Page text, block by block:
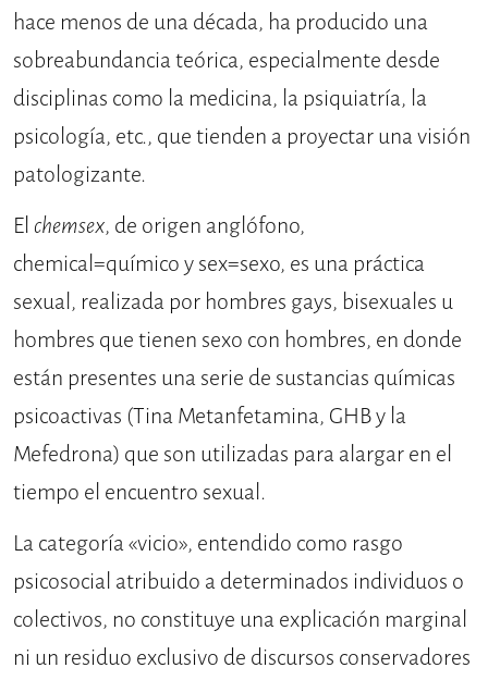
hace menos de una década, ha producido una
sobreabundancia teórica, especialmente desde
disciplinas como la medicina, la psiquiatría, la
psicología, etc., que tienden a proyectar una visión
patologizante.
El chemsex, de origen anglófono,
chemical=químico y sex=sexo, es una práctica
sexual, realizada por hombres gays, bisexuales u
hombres que tienen sexo con hombres, en donde
están presentes una serie de sustancias químicas
psicoactivas (Tina Metanfetamina, GHB y la
Mefedrona) que son utilizadas para alargar en el
tiempo el encuentro sexual.
La categoría «vicio», entendido como rasgo
psicosocial atribuido a determinados individuos o
colectivos, no constituye una explicación marginal
ni un residuo exclusivo de discursos conservadores